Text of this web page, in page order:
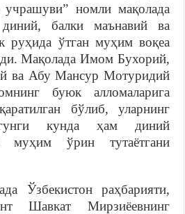
номли мақолада
балки маънавий ва
руҳида ўтган муҳим воқеа
Мақолада Имом Бухорий,
ва Абу Мансур Мотуридий
буюк алломаларига
бўлиб, уларнинг
кунда ҳам диний
муҳим ўрин тутаётгани
Ўзбекистон раҳбарияти,
Шавкат Мирзиёевнинг